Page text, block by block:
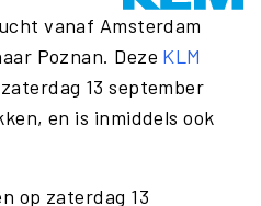
vanaf Amsterdam
Poznan. Deze KLM
13 september
en is inmiddels ook
op zaterdag 13